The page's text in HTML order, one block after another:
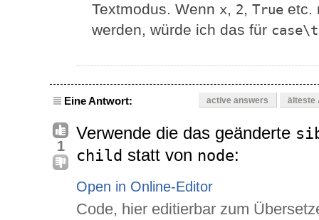
Textmodus. Wenn x, 2, True etc.
werden, würde ich das für
Eine Antwort: active answers älteste
1
Verwende die das geänderte
child statt von node:
Open in Online-Editor
Code, hier editierbar zum